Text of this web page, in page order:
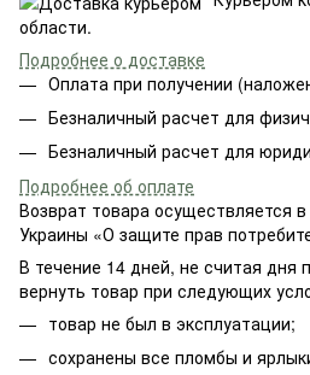
области.
Подробнее о доставке
Оплата при получении
Безналичный расчет для
Безналичный расчет для
Подробнее об оплате
Возврат товара осуществляется
Украины «О защите прав
В течение 14 дней, не считая дня
вернуть товар при следующих
товар не был в эксплуатации;
сохранены все пломбы и